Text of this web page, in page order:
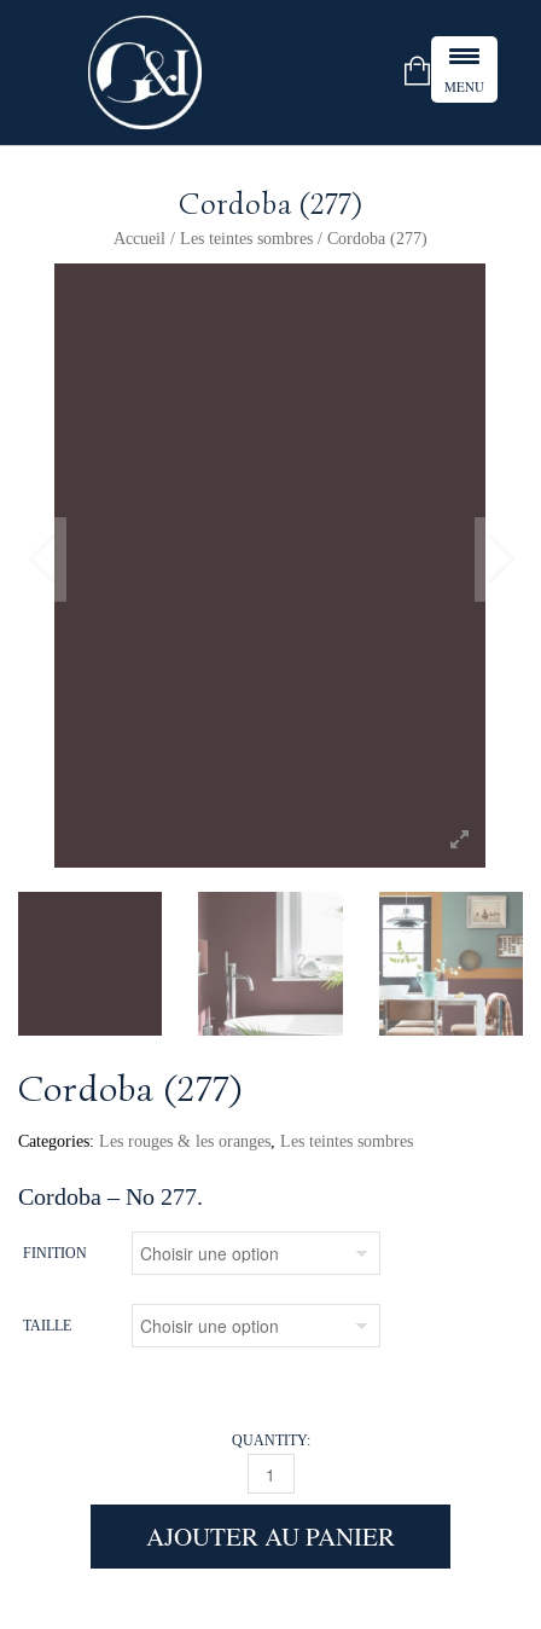
Cordoba (277)
Accueil / Les teintes sombres / Cordoba (277)
Cordoba (277)
Categories: Les rouges & les oranges, Les teintes sombres
Cordoba – No 277.
FINITION
TAILLE
QUANTITY:
CORDOBA (277) QUANTITY
AJOUTER AU PANIER
MENU